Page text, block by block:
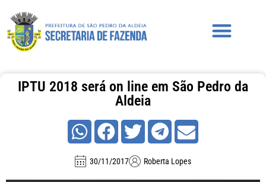
IPTU 2018 será on line em São Pedro da
Aldeia
30/11/2017 Roberta Lopes